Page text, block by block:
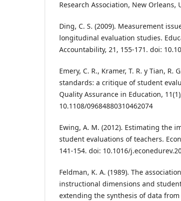
Research Association, New Orleans,
Ding, C. S. (2009). Measurement
longitudinal evaluation studies.
Accountability, 21, 155-171. doi:
Emery, C. R., Kramer, T. R. y Tian, R.
standards: a critique of student
Quality Assurance in Education,
10.1108/09684880310462074
Ewing, A. M. (2012). Estimating the
student evaluations of teachers.
141-154. doi: 10.1016/
Feldman, K. A. (1989). The
instructional dimensions and
extending the synthesis of data